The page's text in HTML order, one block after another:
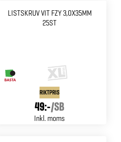
LISTSKRUV VIT FZY 3,0X35MM
25ST
RIKTPRIS
49:-/SB
Inkl. moms